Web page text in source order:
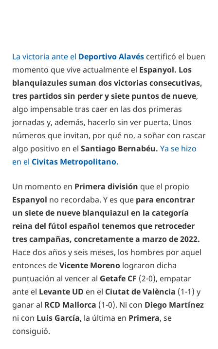
La victoria ante el Deportivo Alavés certificó el buen
momento que vive actualmente el Espanyol. Los
blanquiazules suman dos victorias consecutivas,
tres partidos sin perder y siete puntos de nueve,
algo impensable tras caer en las dos primeras
jornadas y, además, hacerlo sin ver puerta. Unos
números que invitan, por qué no, a soñar con rascar
algo positivo en el Santiago Bernabéu. Ya se hizo
en el Civitas Metropolitano.
Un momento en Primera división que el propio
Espanyol no recordaba. Y es que para encontrar
un siete de nueve blanquiazul en la categoría
reina del fútol español tenemos que retroceder
tres campañas, concretamente a marzo de 2022.
Hace dos años y seis meses, los hombres por aquel
entonces deVicente Moreno lograron dicha
puntuación al vencer al Getafe CF (2-0), empatar
ante el Levante UD en el Ciutat de València (1-1) y
ganar al RCD Mallorca (1-0). Ni con Diego Martínez
ni con Luis García, la última en Primera, se
consiguió.